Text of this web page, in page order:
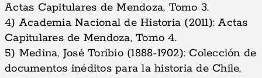
Actas Capitulares de Mendoza, Tomo 3.
4) Academia Nacional de Historia (2011): Actas
Capitulares de Mendoza, Tomo 4.
5) Medina, José Toribio (1888-1902): Colección de
documentos inéditos para la historia de Chile,